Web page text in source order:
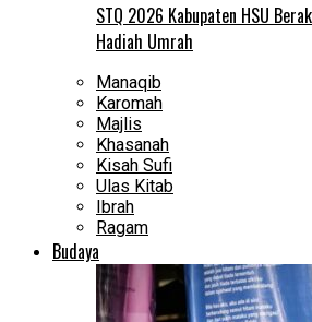
STQ 2026 Kabupaten HSU
Hadiah Umrah
Manaqib
Karomah
Majlis
Khasanah
Kisah Sufi
Ulas Kitab
Ibrah
Ragam
Budaya